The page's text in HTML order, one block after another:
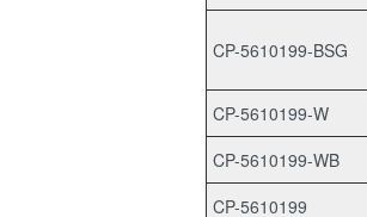
CP-5610199-BSG
CP-5610199-W
CP-5610199-WB
CP-5610199